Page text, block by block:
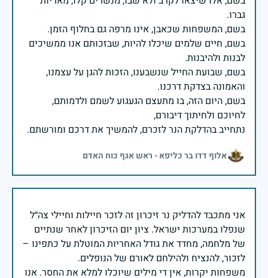
בשם, חיים שלמים שיכלו להיות, שבזכותם אנו ממשיכים
בשם, שבועת החייל שנשבענו, הזכות להגן על עצמנו,
בשם, היום הזה, בו מתעצם הגעגוע לשמם ולדמותם,
נתחייב בהדלקת הנר לזכרם, להמשיך את דרכם ומורשתם.
אלוף דדו בר כליפא - ראש אגף כוח האדם
אני מתכבד להדליק נר זיכרון זה לזכר חיילות וחיילי צה״ל
שנפלו במערכות ישראל. ציון יום הזיכרון לאחר שנתיים
של מלחמה, מחדד את גודל האחריות המוטלת על כתפינו –
משפחות יקרות, אין די מילים שיוכלו למלא את החסר. אנו